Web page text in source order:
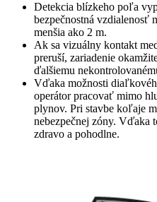
Detekcia blízkeho poľa
bezpečnostná vzdialenosť
menšia ako 2 m.
Ak sa vizuálny kontakt
preruší, zariadenie
ďalšiemu
Vďaka možnosti
operátor pracovať mimo
plynov. Pri stavbe koľaje
nebezpečnej zóny. Vďaka
zdravo a pohodlne.